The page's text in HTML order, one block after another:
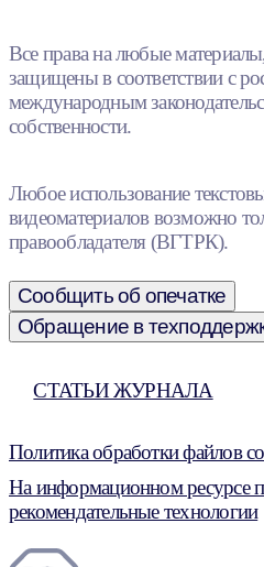
Все права на любые
защищены в соответствии с
международным
собственности.
Любое использование
видеоматериалов возможно
правообладателя (ВГТРК).
Сообщить об опечатке
Обращение в
СТАТЬИ ЖУРНАЛА
Политика обработки файлов
На информационном ресурсе
рекомендательные технологии